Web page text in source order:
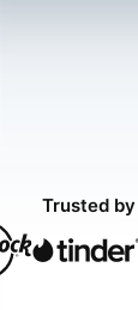
Trusted